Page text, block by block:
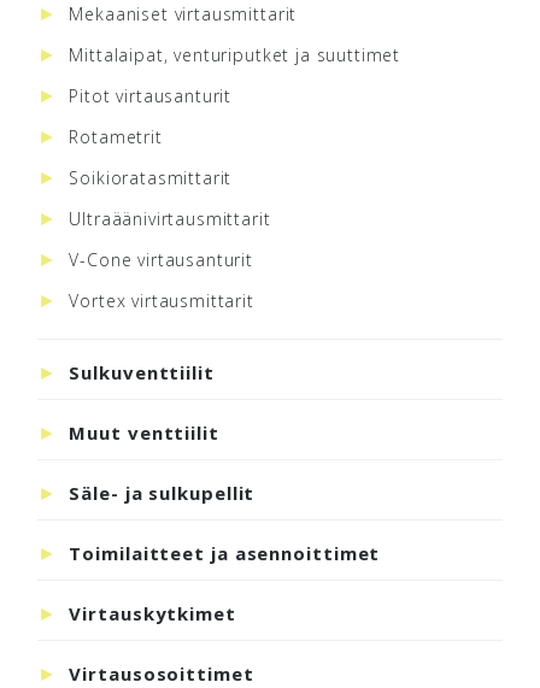
Mekaaniset virtausmittarit
Mittalaipat, venturiputket ja suuttimet
Pitot virtausanturit
Rotametrit
Soikioratasmittarit
Ultraäänivirtausmittarit
V-Cone virtausanturit
Vortex virtausmittarit
Sulkuventtiilit
Muut venttiilit
Säle- ja sulkupellit
Toimilaitteet ja asennoittimet
Virtauskytkimet
Virtausosoittimet